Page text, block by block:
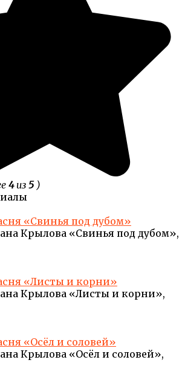
4из 5)
«Свинья под дубом»
Крылова «Свинья под дубом»,
«Листы и корни»
Крылова «Листы и корни»,
«Осёл и соловей»
Крылова «Осёл и соловей»,